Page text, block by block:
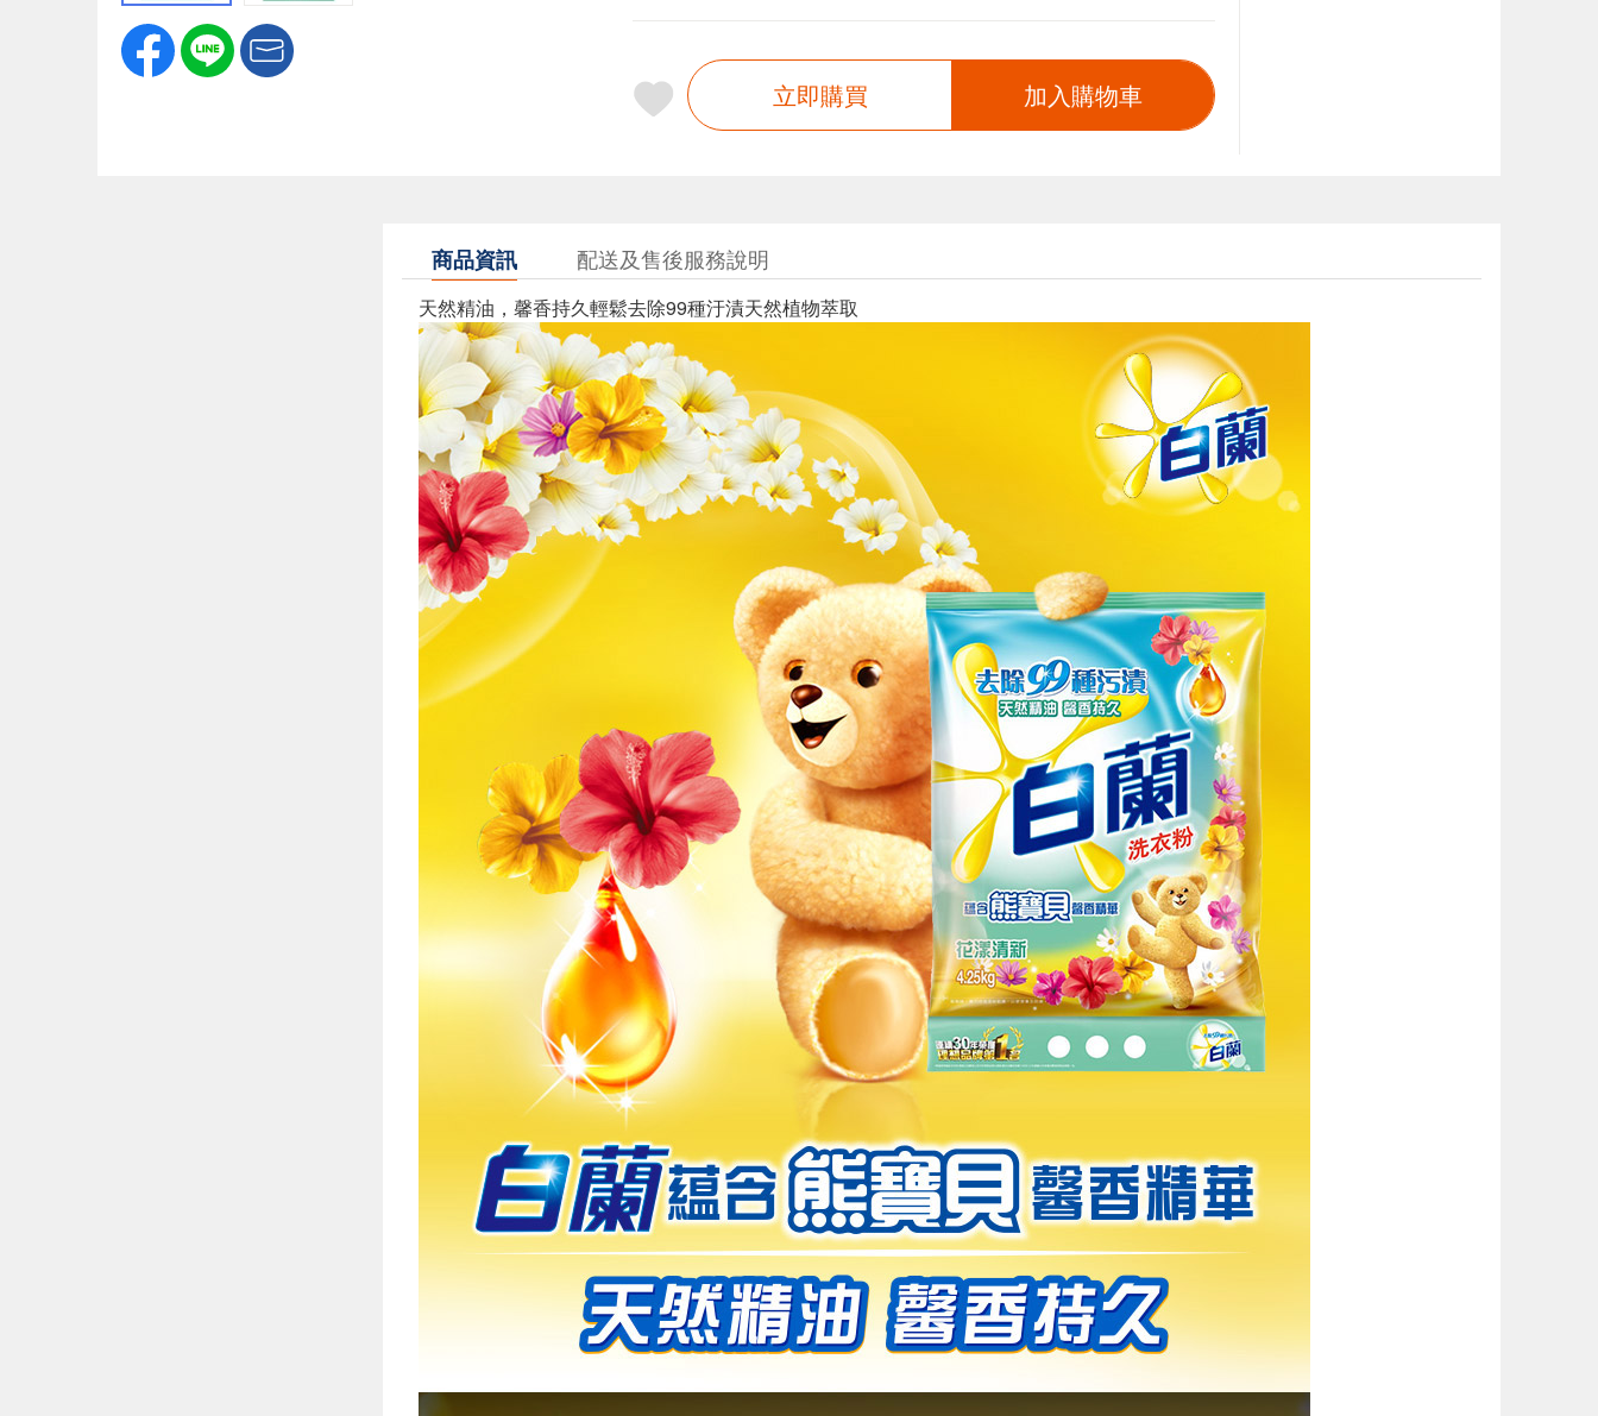
立即購買 加入購物車
商品資訊 配送及售後服務說明
天然精油，馨香持久輕鬆去除99種汙漬天然植物萃取